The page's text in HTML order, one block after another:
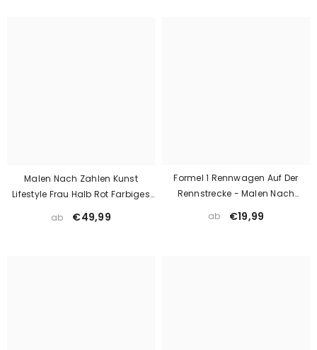
Malen Nach Zahlen Kunst
Lifestyle Frau Halb Rot Farbiges
Und Halb Blaugrün Farbiges
Gesicht 4-Teilig
ab €49,99
Formel 1 Rennwagen Auf Der
Rennstrecke - Malen Nach
ab €19,99